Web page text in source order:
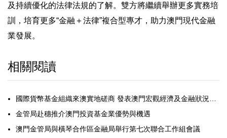
及持續優化的法律法規的了解。雙方將繼續舉辦更多實務培
訓，培育更多“金融＋法律”複合型專才，助力澳門現代金融
業發展。
相關閱讀
金管局赴穗推介澳門投資基金業優勢與機遇
澳門金管局與橫琴合作區金融局舉行第七次聯合工作組會議